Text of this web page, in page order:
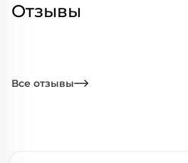
Отзывы
Все отзывы